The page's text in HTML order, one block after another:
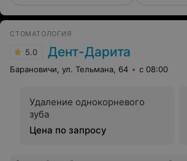
СТОМАТОЛОГИЯ
5.0 Дент-Дарита
Барановичи, ул. Тельмана, 64 с 08:00
Удаление однокорневого
зуба
Цена по запросу